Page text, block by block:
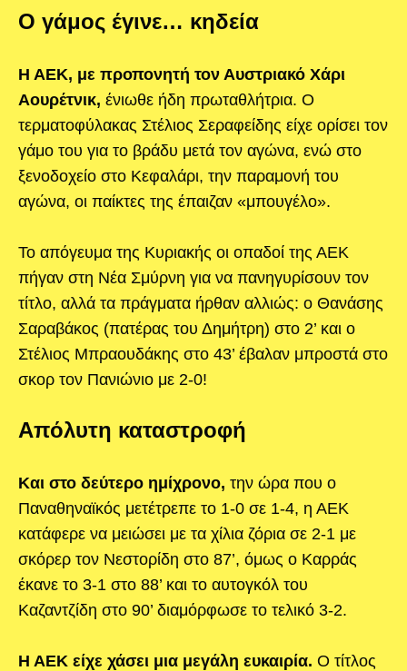
Ο γάμος έγινε… κηδεία
Η ΑΕΚ, με προπονητή τον Αυστριακό Χάρι
Αουρέτνικ, ένιωθε ήδη πρωταθλήτρια. Ο
τερματοφύλακας Στέλιος Σεραφείδης είχε ορίσει τον
γάμο του για το βράδυ μετά τον αγώνα, ενώ στο
ξενοδοχείο στο Κεφαλάρι, την παραμονή του
αγώνα, οι παίκτες της έπαιζαν «μπουγέλο».
Το απόγευμα της Κυριακής οι οπαδοί της ΑΕΚ
πήγαν στη Νέα Σμύρνη για να πανηγυρίσουν τον
τίτλο, αλλά τα πράγματα ήρθαν αλλιώς: ο Θανάσης
Σαραβάκος (πατέρας του Δημήτρη) στο 2’ και ο
Στέλιος Μπραουδάκης στο 43’ έβαλαν μπροστά στο
σκορ τον Πανιώνιο με 2-0!
Απόλυτη καταστροφή
Και στο δεύτερο ημίχρονο, την ώρα που ο
Παναθηναϊκός μετέτρεπε το 1-0 σε 1-4, η ΑΕΚ
κατάφερε να μειώσει με τα χίλια ζόρια σε 2-1 με
σκόρερ τον Νεστορίδη στο 87’, όμως ο Καρράς
έκανε το 3-1 στο 88’ και το αυτογκόλ του
Καζαντζίδη στο 90’ διαμόρφωσε το τελικό 3-2.
Η ΑΕΚ είχε χάσει μια μεγάλη ευκαιρία. Ο τίτλος